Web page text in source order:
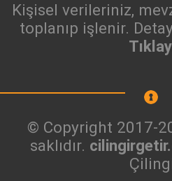
Kişisel verileriniz,
toplanıp işlenir.
© Copyright 2017-
saklıdır.